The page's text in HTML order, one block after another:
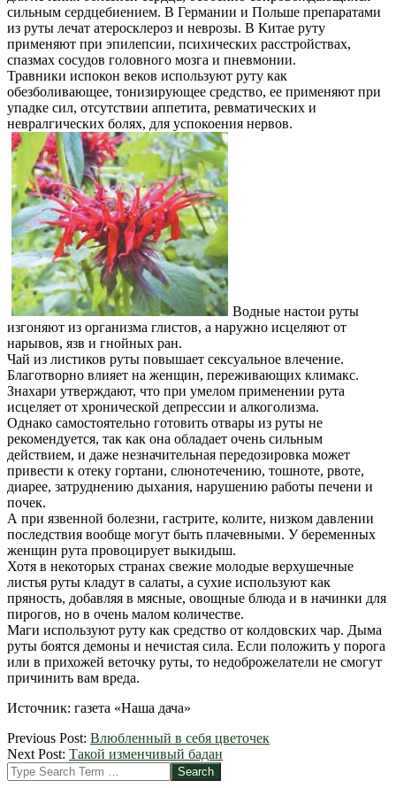
сильным сердцебиением. В Германии и Польше препаратами
из руты лечат атеросклероз и неврозы. В Китае руту
применяют при эпилепсии, психических расстройствах,
спазмах сосудов головного мозга и пневмонии.
Травники испокон веков используют руту как
обезболивающее, тонизирующее средство, ее применяют при
упадке сил, отсутствии аппетита, ревматических и
невралгических болях, для успокоения нервов.
Водные настои руты
изгоняют из организма глистов, а наружно исцеляют от
нарывов, язв и гнойных ран.
Чай из листиков руты повышает сексуальное влечение.
Благотворно влияет на женщин, переживающих климакс.
Знахари утверждают, что при умелом применении рута
исцеляет от хронической депрессии и алкоголизма.
Однако самостоятельно готовить отвары из руты не
рекомендуется, так как она обладает очень сильным
действием, и даже незначительная передозировка может
привести к отеку гортани, слюнотечению, тошноте, рвоте,
диарее, затруднению дыхания, нарушению работы печени и
почек.
А при язвенной болезни, гастрите, колите, низком давлении
последствия вообще могут быть плачевными. У беременных
женщин рута провоцирует выкидыш.
Хотя в некоторых странах свежие молодые верхушечные
листья руты кладут в салаты, а сухие используют как
пряность, добавляя в мясные, овощные блюда и в начинки для
пирогов, но в очень малом количестве.
Маги используют руту как средство от колдовских чар. Дыма
руты боятся демоны и нечистая сила. Если положить у порога
или в прихожей веточку руты, то недоброжелатели не смогут
причинить вам вреда.
Источник: газета «Наша дача»
2012-
04-
03
Previous Post: Влюбленный в себя цветочек
Next Post: Такой изменчивый бадан
Search